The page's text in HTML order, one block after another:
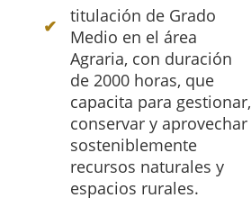
titulación de Grado
Medio en el área
Agraria, con duración
de 2000 horas, que
capacita para gestionar,
conservar y aprovechar
sosteniblemente
recursos naturales y
espacios rurales.